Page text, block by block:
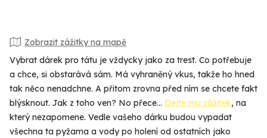
Zobrazit zážitky na mapě
Vybrat dárek pro tátu je vždycky jako za trest. Co potřebuje
a chce, si obstarává sám. Má vyhraněný vkus, takže ho hned
tak něco nenadchne. A přitom zrovna před ním se chcete fakt
blýsknout. Jak z toho ven? No přece… Dejte mu zážitek, na
který nezapomene. Vedle vašeho dárku budou vypadat
všechna ta pyžama a vody po holení od ostatních jako